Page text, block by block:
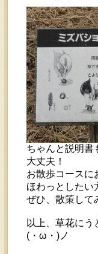
ちゃんと説明書
大丈夫！
お散歩コースに
ほわっとした
ぜひ、散策して
以上、草花にう
(・ω・)ノ